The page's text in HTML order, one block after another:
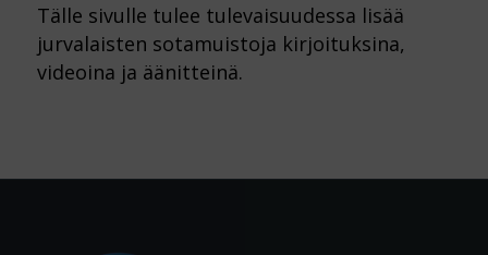
Tälle sivulle tulee tulevaisuudessa lisää
jurvalaisten sotamuistoja kirjoituksina,
videoina ja äänitteinä.